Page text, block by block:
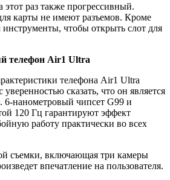
раз также прогрессивный.
карты не имеют разъемов. Кроме
чтобы открыть слот для
Air1 Ultra
телефона Air1 Ultra
сказать, что он является
6-нанометровый чипсет G99 и
120 Гц гарантируют эффект
работу практически во всех
съемки, включающая три камеры
впечатление на пользователя.